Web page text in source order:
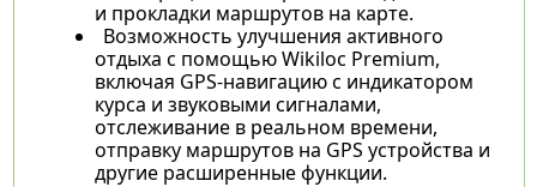
и прокладки маршрутов на карте.
Возможность улучшения активного
отдыха с помощью Wikiloc Premium,
включая GPS-навигацию с индикатором
курса и звуковыми сигналами,
отслеживание в реальном времени,
отправку маршрутов на GPS устройства и
другие расширенные функции.